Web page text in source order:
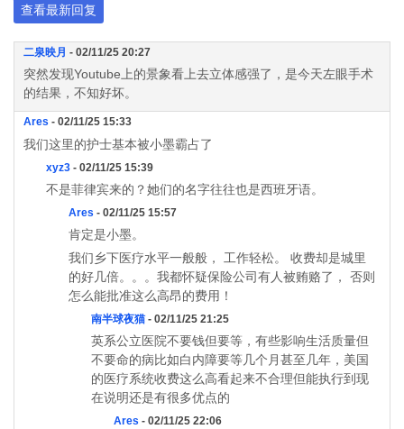
查看最新回复
二泉映月 - 02/11/25 20:27
突然发现Youtube上的景象看上去立体感强了，是今天左眼手术
的结果，不知好坏。
Ares - 02/11/25 15:33
我们这里的护士基本被小墨霸占了
xyz3 - 02/11/25 15:39
不是菲律宾来的？她们的名字往往也是西班牙语。
Ares - 02/11/25 15:57
肯定是小墨。
我们乡下医疗水平一般般， 工作轻松。 收费却是城里
的好几倍。。。我都怀疑保险公司有人被贿赂了， 否则
怎么能批准这么高昂的费用！
南半球夜猫 - 02/11/25 21:25
英系公立医院不要钱但要等，有些影响生活质量但
不要命的病比如白内障要等几个月甚至几年，美国
的医疗系统收费这么高看起来不合理但能执行到现
在说明还是有很多优点的
Ares - 02/11/25 22:06